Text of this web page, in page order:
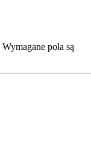
Wymagane pola są